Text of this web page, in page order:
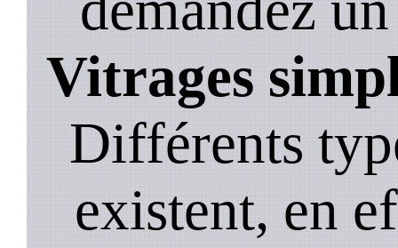
Vitrages
Différents
existent, en